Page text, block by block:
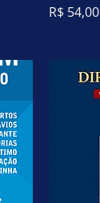
Preço
R$ 54,00